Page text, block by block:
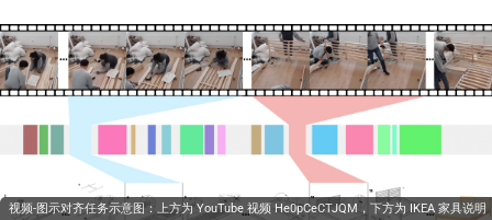
视频-图示对齐任务示意图：上方为 YouTube 视频 He0pCeCTJQM ，下方为 IKEA 家具说明